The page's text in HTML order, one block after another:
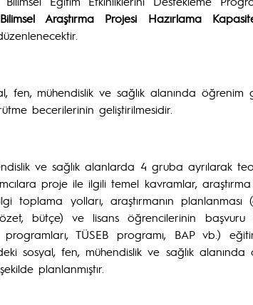
Araştırma Projesi Hazırlama
fen, mühendislik ve sağlık alanında
becerilerinin geliştirilmesidir.
ve sağlık alanlarda 4 gruba ayrılarak
proje ile ilgili temel kavramlar,
toplama yolları, araştırmanın
bütçe) ve lisans öğrencilerinin başvuru
programları, TÜSEB programı, BAP vb.)
sosyal, fen, mühendislik ve sağlık
planlanmıştır.